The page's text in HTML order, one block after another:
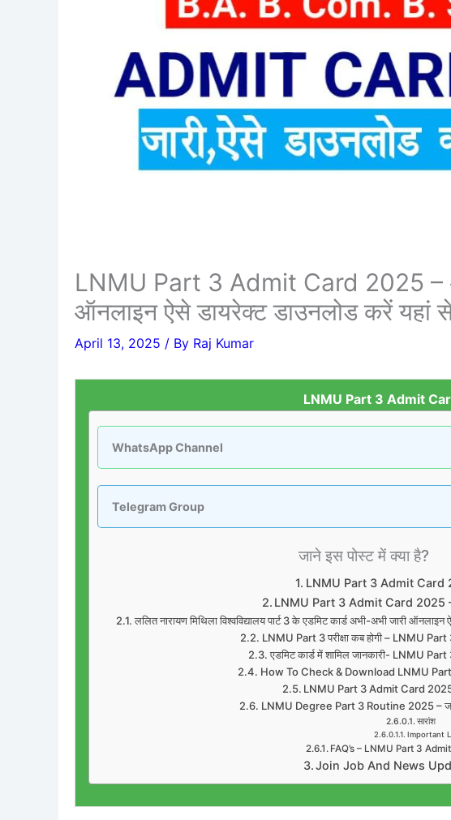
LNMU Part 3 Admit Card 2025 –
ऑनलाइन ऐसे डायरेक्ट डाउनलोड करें यहां
April 13, 2025 / By Raj Kumar
LNMU Part 3 Admit
WhatsApp Channel
Telegram Group
जाने इस पोस्ट में क्या है?
LNMU Part 3 Admit Card
LNMU Part 3 Admit Card 2025
ललित नारायण मिथिला विश्वविद्यालय पार्ट 3 के एडमिट कार्ड अभी-अभी जारी
LNMU Part 3 परीक्षा कब होगी – LNMU
एडमिट कार्ड में शामिल जानकारी- LNMU
How To Check & Download LNMU
LNMU Part 3 Admit Card 2025
LNMU Degree Part 3 Routine 2025 – जाने
सारांश
Important
FAQ’s – LNMU Part 3
Join Job And News